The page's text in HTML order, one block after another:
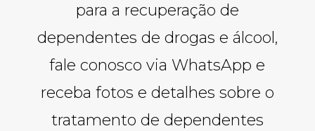
para a recuperação de
dependentes de drogas e álcool,
fale conosco via WhatsApp e
receba fotos e detalhes sobre o
tratamento de dependentes